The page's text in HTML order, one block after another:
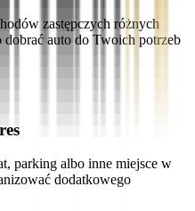
zastępczych różnych
auto do Twoich potrzeb
parking albo inne miejsce w
dodatkowego